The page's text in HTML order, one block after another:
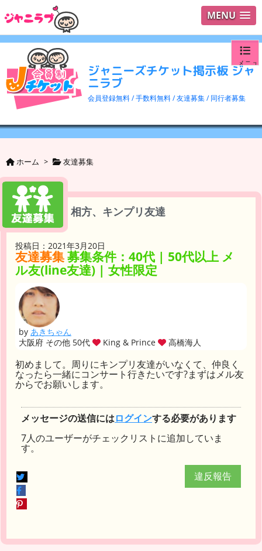
MENU
ジャニーズチケット掲示板 ジャ
ニラブ
会員登録無料 / 手数料無料 / 友達募集 / 同行者募集
メニュ
ログイ
ユーザ
ホーム > 友達募集
相方、キンプリ友達
投稿日：2021年3月20日
友達募集募集条件：40代 | 50代以上 メ
ル友(line友達) | 女性限定
by あきちゃん
大阪府 その他 50代
King & Prince 高橋海人
初めまして。周りにキンプリ友達がいなくて、仲良く
なったら一緒にコンサート行きたいです?まずはメル友
からでお願いします。
メッセージの送信にはログインする必要があります
7人のユーザーがチェックリストに追加していま
す。
違反報告